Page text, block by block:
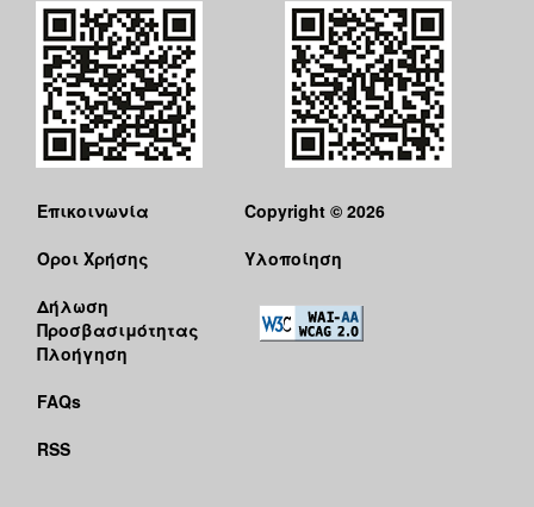
Επικοινωνία
Όροι Χρήσης
Δήλωση
Προσβασιμότητας
Πλοήγηση
FAQs
RSS
Copyright © 2026
Υλοποίηση